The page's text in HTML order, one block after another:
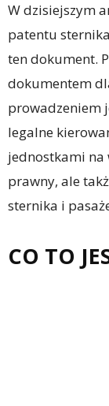
W dzisiejszym
patentu
ten dokument.
dokumentem
prowadzeniem
legalne
jednostkami na
prawny, ale
sternika i
CO TO